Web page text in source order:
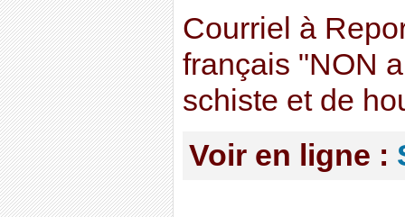
Courriel à
français "NON
schiste et de
Voir en ligne :